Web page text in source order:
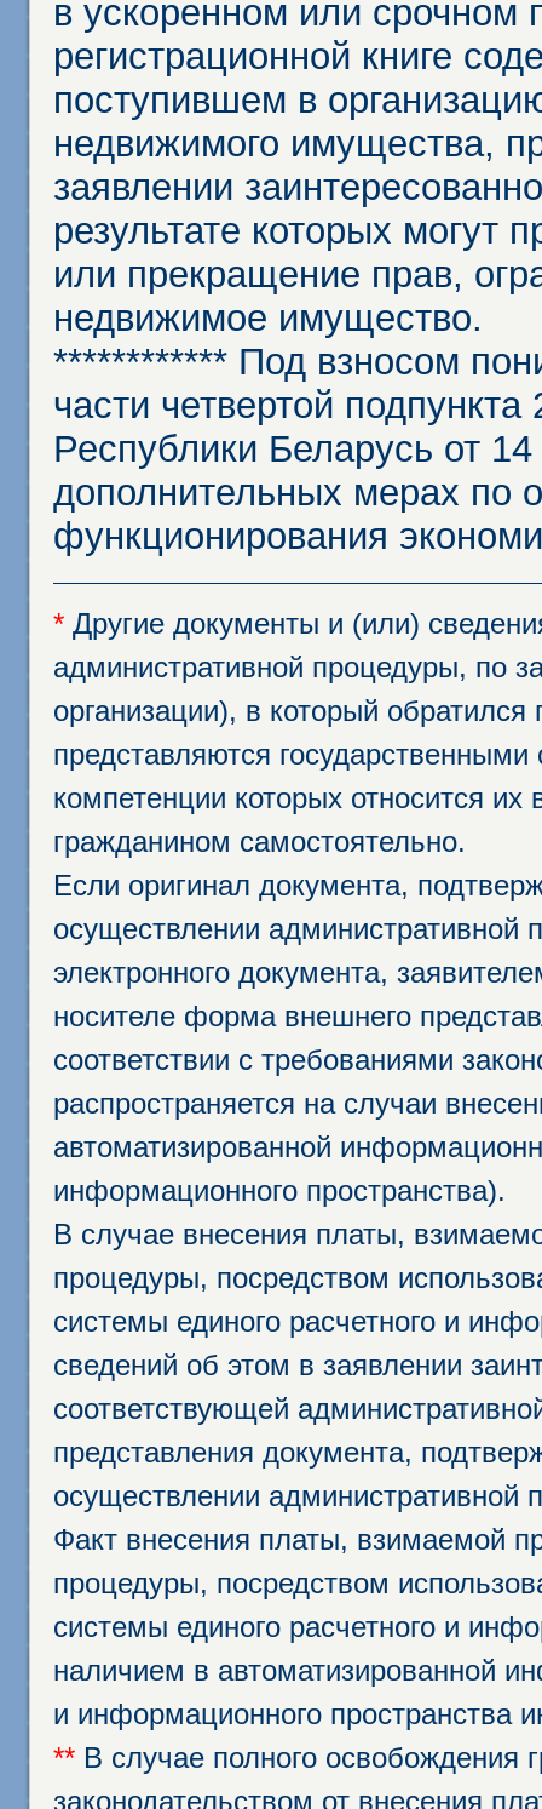
в ускоренном или срочном
регистрационной книге
поступившем в
недвижимого имущества,
заявлении
результате которых могут
или прекращение прав,
недвижимое имущество.
************ Под взносом
части четвертой
Республики Беларусь от
дополнительных мерах по
функционирования
* Другие документы и (или)
административной процедуры, по
организации), в который
представляются
компетенции которых относится
гражданином самостоятельно.
Если оригинал документа,
осуществлении административной
электронного документа,
носителе форма внешнего
соответствии с требованиями
распространяется на случаи
автоматизированной
информационного пространства).
В случае внесения платы,
процедуры, посредством
системы единого расчетного и
сведений об этом в заявлении
соответствующей
представления документа,
осуществлении административной
Факт внесения платы, взимаемой
процедуры, посредством
системы единого расчетного и
наличием в автоматизированной
и информационного пространства
** В случае полного освобождения
законодательством от внесения